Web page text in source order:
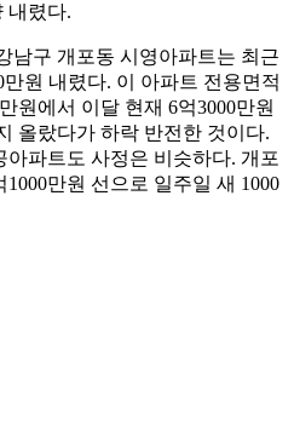
내렸다.
남구 개포동 시영아파트는 최근
원 내렸다. 이 아파트 전용면적
원에서 이달 현재 6억3000만원
올랐다가 하락 반전한 것이다.
파트도 사정은 비슷하다. 개포
만원 선으로 일주일 새 1000